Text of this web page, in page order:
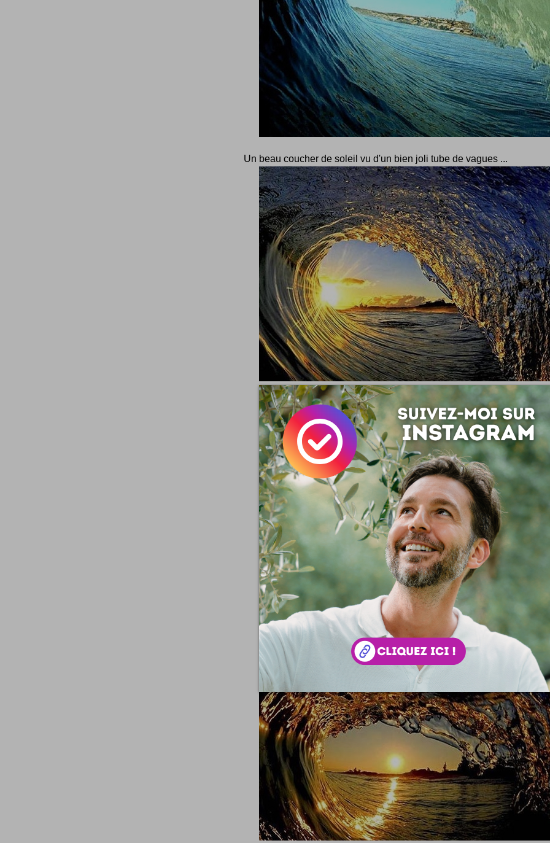
Un beau coucher de soleil vu d'un bien joli tube de vagues ...